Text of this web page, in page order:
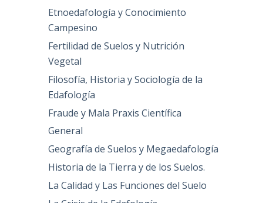
Etnoedafología y Conocimiento
Campesino
Fertilidad de Suelos y Nutrición
Vegetal
Filosofía, Historia y Sociología de la
Edafología
Fraude y Mala Praxis Científica
General
Geografía de Suelos y Megaedafología
Historia de la Tierra y de los Suelos.
La Calidad y Las Funciones del Suelo